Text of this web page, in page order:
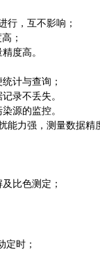
行，互不影响；
；
度高。
计与查询；
录不丢失。
源的监控。
力强，测量数据精
比色测定；
定时；